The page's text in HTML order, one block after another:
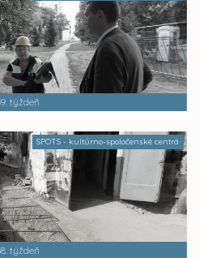
týždeň
SPOTS - kultúrno-spoločenské centrá
týždeň